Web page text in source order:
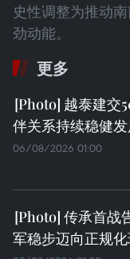
史性调整为推动
劲动能。
更多
越泰建交
伴关系持续稳健
06/08/2026 01:00
传承首战
军稳步迈向正规